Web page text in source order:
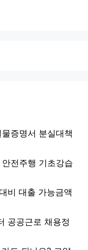
증명서 분실대책
전주행 기초강습
비 대출 가능금액
공공근로 채용정